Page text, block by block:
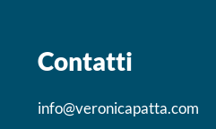
Contatti
info@veronicapatta.com